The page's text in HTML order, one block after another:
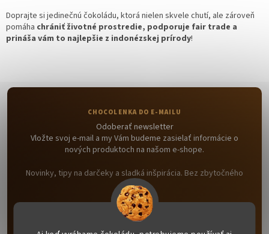
Doprajte si jedinečnú čokoládu, ktorá nielen skvele chutí, ale zároveň
pomáha chrániť životné prostredie, podporuje fair trade a
prináša vám to najlepšie z indonézskej prírody!
Odoberať newsletter
Vložte svoj e-mail a my Vám budeme zasielať informácie o
nových produktoch na našom e-shope.
Novinky, tipy na darčeky a sladká inšpirácia. Bez zbytočného
spamu.